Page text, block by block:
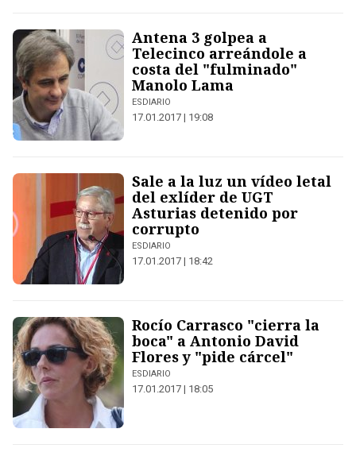
Antena 3 golpea a
Telecinco arreándole a
costa del "fulminado"
Manolo Lama
ESDIARIO
17.01.2017 | 19:08
Sale a la luz un vídeo letal
del exlíder de UGT
Asturias detenido por
corrupto
ESDIARIO
17.01.2017 | 18:42
Rocío Carrasco "cierra la
boca" a Antonio David
Flores y "pide cárcel"
ESDIARIO
17.01.2017 | 18:05